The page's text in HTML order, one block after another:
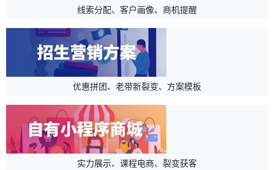
线索分配、客户画像、商机提醒
优惠拼团、老带新裂变、方案模板
实力展示、课程电商、裂变获客